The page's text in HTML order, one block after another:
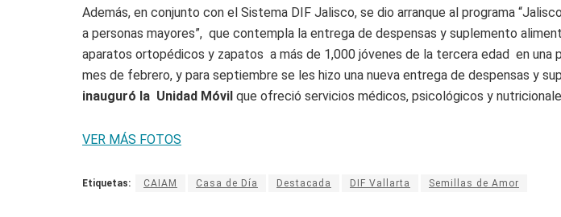
Además, en conjunto con el Sistema DIF Jalisco, se dio arranque al programa
a personas mayores”, que contempla la entrega de despensas y suplemento
aparatos ortopédicos y zapatos a más de 1,000 jóvenes de la tercera edad en una
mes de febrero, y para septiembre se les hizo una nueva entrega de despensas y
inauguró la Unidad Móvil que ofreció servicios médicos, psicológicos y
VER MÁS FOTOS
Etiquetas: CAIAM Casa de Día Destacada DIF Vallarta Semillas de Amor